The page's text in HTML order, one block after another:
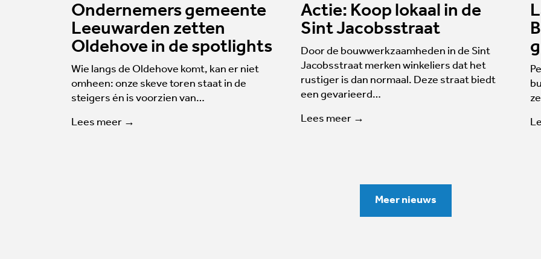
Ondernemers gemeente
Leeuwarden zetten
Oldehove in de spotlights
Wie langs de Oldehove komt, kan er niet
omheen: onze skeve toren staat in de
steigers én is voorzien van…
Lees meer →
Actie: Koop lokaal in de
Sint Jacobsstraat
Door de bouwwerkzaamheden in de Sint
Jacobsstraat merken winkeliers dat het
rustiger is dan normaal. Deze straat biedt
een gevarieerd…
Lees meer →
Meer nieuws